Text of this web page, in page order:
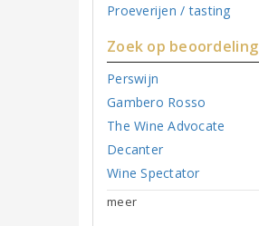
Proeverijen / tasting
Zoek op beoordeling
Perswijn
Gambero Rosso
The Wine Advocate
Decanter
Wine Spectator
meer